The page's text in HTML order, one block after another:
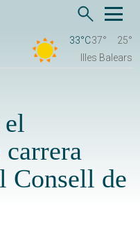
33°C37°
25°
Illes Balears
Consell de